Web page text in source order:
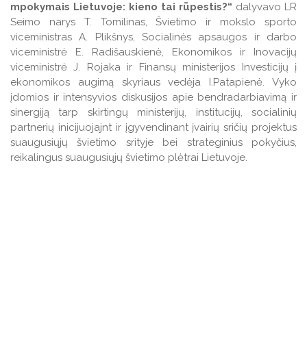
mpokymais Lietuvoje: kieno tai rūpestis?“ dalyvavo LR
Seimo narys T. Tomilinas, Švietimo ir mokslo sporto
viceministras A. Plikšnys, Socialinės apsaugos ir darbo
viceministrė E. Radišauskienė, Ekonomikos ir Inovacijų
viceministrė J. Rojaka ir Finansų ministerijos Investicijų į
ekonomikos augimą skyriaus vedėja I.Patapienė. Vyko
įdomios ir intensyvios diskusijos apie bendradarbiavimą ir
sinergiją tarp skirtingų ministerijų, institucijų, socialinių
partnerių inicijuojajnt ir įgyvendinant įvairių sričių projektus
suaugusiųjų švietimo srityje bei strateginius pokyčius,
reikalingus suaugusiųjų švietimo plėtrai Lietuvoje.